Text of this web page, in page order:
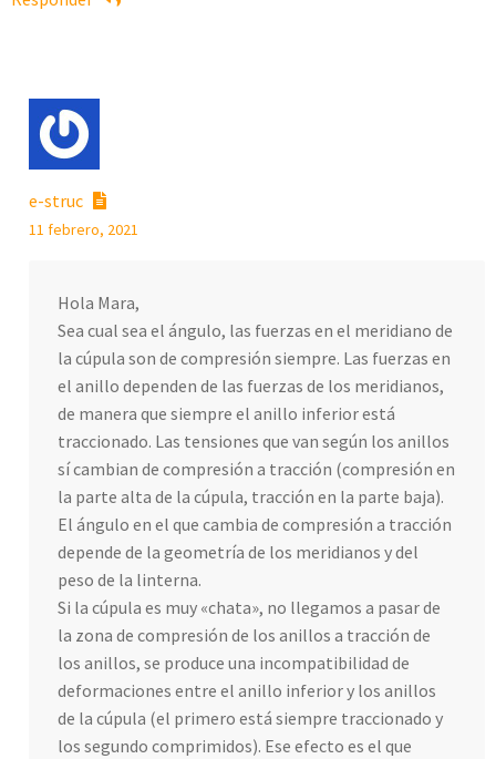
e-struc
11 febrero, 2021
Hola Mara,
Sea cual sea el ángulo, las fuerzas en el meridiano de
la cúpula son de compresión siempre. Las fuerzas en
el anillo dependen de las fuerzas de los meridianos,
de manera que siempre el anillo inferior está
traccionado. Las tensiones que van según los anillos
sí cambian de compresión a tracción (compresión en
la parte alta de la cúpula, tracción en la parte baja).
El ángulo en el que cambia de compresión a tracción
depende de la geometría de los meridianos y del
peso de la linterna.
Si la cúpula es muy «chata», no llegamos a pasar de
la zona de compresión de los anillos a tracción de
los anillos, se produce una incompatibilidad de
deformaciones entre el anillo inferior y los anillos
de la cúpula (el primero está siempre traccionado y
los segundo comprimidos). Ese efecto es el que